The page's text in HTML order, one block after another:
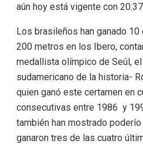
aún hoy está vigente con
Los brasileños han ganado
200 metros en los Ibero,
medallista olímpico de Seúl,
sudamericano de la historia-
quien ganó este certamen en
consecutivas entre 1986 y
también han mostrado
ganaron tres de las cuatro